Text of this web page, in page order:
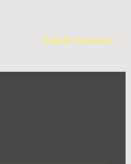
Article suivant →